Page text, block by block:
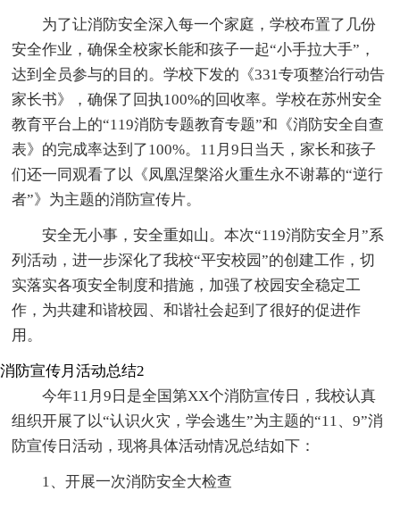
为了让消防安全深入每一个家庭，学校布置了几份
安全作业，确保全校家长能和孩子一起“小手拉大手”，
达到全员参与的目的。学校下发的《331专项整治行动告
家长书》，确保了回执100%的回收率。学校在苏州安全
教育平台上的“119消防专题教育专题”和《消防安全自查
表》的完成率达到了100%。11月9日当天，家长和孩子
们还一同观看了以《凤凰涅槃浴火重生永不谢幕的“逆行
者”》为主题的消防宣传片。
安全无小事，安全重如山。本次“119消防安全月”系
列活动，进一步深化了我校“平安校园”的创建工作，切
实落实各项安全制度和措施，加强了校园安全稳定工
作，为共建和谐校园、和谐社会起到了很好的促进作
用。
消防宣传月活动总结2
今年11月9日是全国第XX个消防宣传日，我校认真
组织开展了以“认识火灾，学会逃生”为主题的“11、9”消
防宣传日活动，现将具体活动情况总结如下：
1、开展一次消防安全大检查